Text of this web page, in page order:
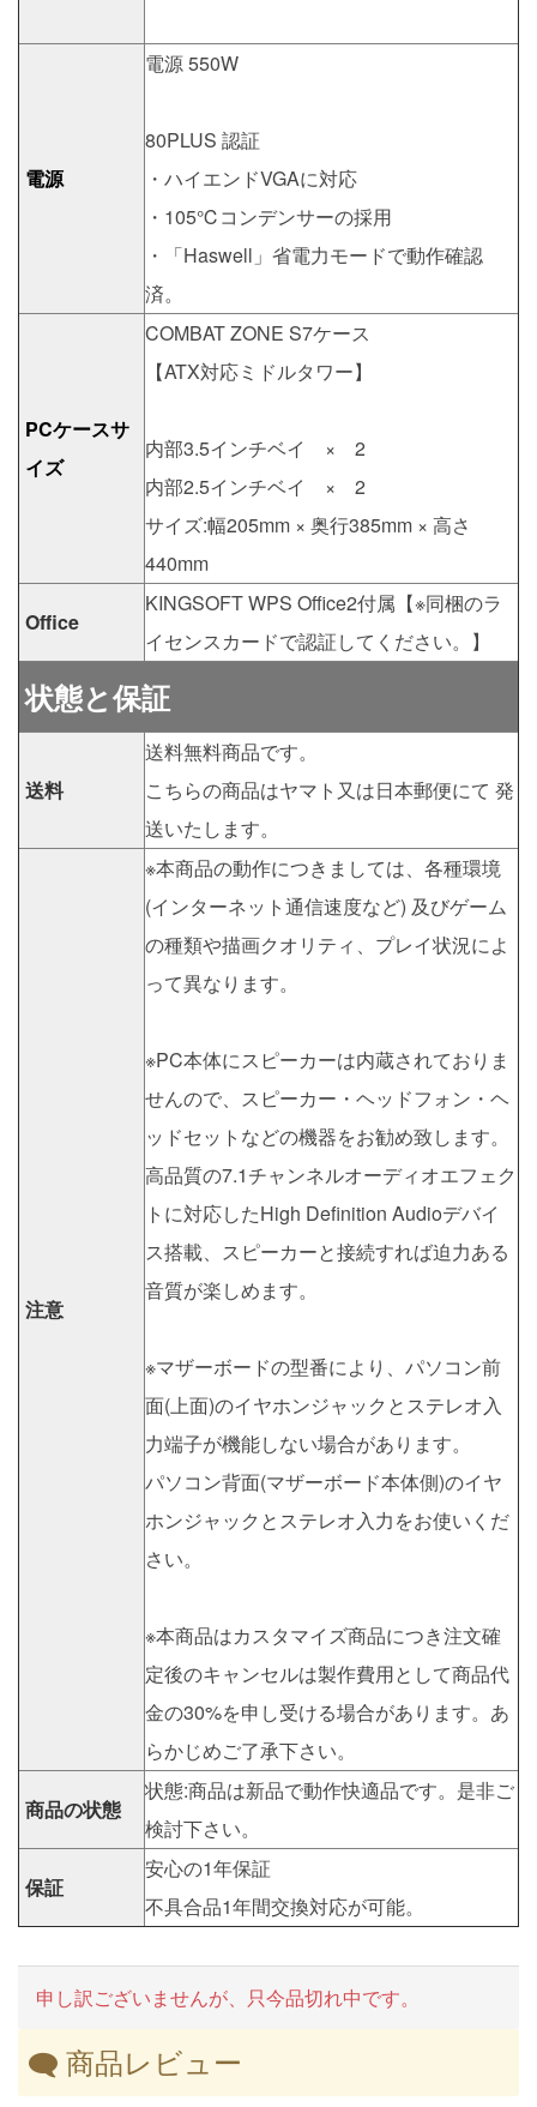
電源
電源 550W
80PLUS 認証
・ハイエンドVGAに対応
・105℃コンデンサーの採用
・「Haswell」省電力モードで動作確認
済。
PCケースサ
イズ
COMBAT ZONE S7ケース
【ATX対応ミドルタワー】
内部3.5インチベイ × 2
内部2.5インチベイ × 2
サイズ:幅205mm × 奥行385mm × 高さ
440mm
Office
KINGSOFT WPS Office2付属【※同梱のラ
イセンスカードで認証してください。】
状態と保証
送料
送料無料商品です。
こちらの商品はヤマト又は日本郵便にて 発
送いたします。
注意
※本商品の動作につきましては、各種環境
(インターネット通信速度など) 及びゲーム
の種類や描画クオリティ、プレイ状況によ
って異なります。
※PC本体にスピーカーは内蔵されておりま
せんので、スピーカー・ヘッドフォン・ヘ
ッドセットなどの機器をお勧め致します。
高品質の7.1チャンネルオーディオエフェク
トに対応したHigh Definition Audioデバイ
ス搭載、スピーカーと接続すれば迫力ある
音質が楽しめます。
※マザーボードの型番により、パソコン前
面(上面)のイヤホンジャックとステレオ入
力端子が機能しない場合があります。
パソコン背面(マザーボード本体側)のイヤ
ホンジャックとステレオ入力をお使いくだ
さい。
※本商品はカスタマイズ商品につき注文確
定後のキャンセルは製作費用として商品代
金の30%を申し受ける場合があります。あ
らかじめご了承下さい。
商品の状態
状態:商品は新品で動作快適品です。是非ご
検討下さい。
保証
安心の1年保証
不具合品1年間交換対応が可能。
申し訳ございませんが、只今品切れ中です。
商品レビュー